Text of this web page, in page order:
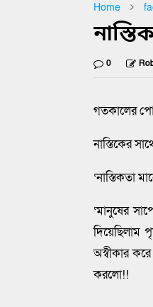
Home
0
গতকালের
নাস্তিকের
‘নাস্তিকতা
‘মানুষের
দিয়েছিলাম
অস্বীকার
করলো!!